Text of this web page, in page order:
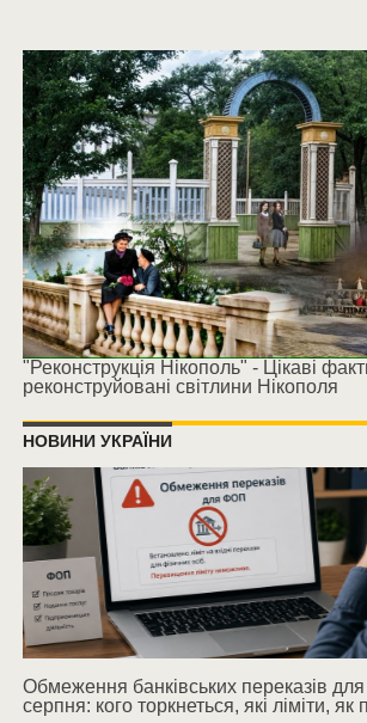
"Реконструкція Нікополь" - Цікаві
реконструйовані світлини Нікополя
НОВИНИ УКРАЇНИ
Обмеження банківських переказів
серпня: кого торкнеться, які ліміти, як